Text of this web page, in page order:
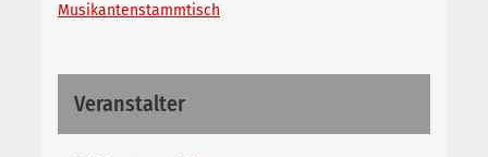
Musikantenstammtisch
Veranstalter